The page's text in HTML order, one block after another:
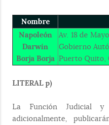
Nombre
Napoleón
Darwin
Borja Borja
Av. 18 de
Gobierno
Puerto Quito,
LITERAL p)
La Función Judicial y
adicionalmente,